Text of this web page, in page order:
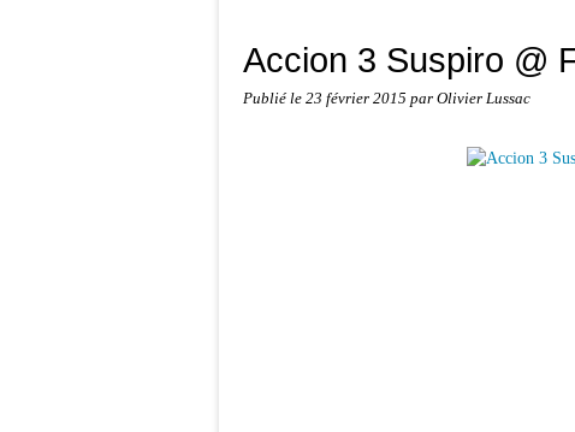
Accion 3 Suspiro @
Publié le 23 février 2015 par Olivier Lussac